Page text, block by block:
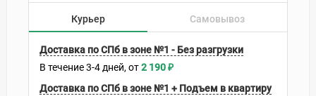
Курьер Самовывоз
Доставка по СПб в зоне №1 - Без разгрузки
В течение3-4 дней 2 190₽
Доставка по СПб в зоне №1 + Подъем в квартиру